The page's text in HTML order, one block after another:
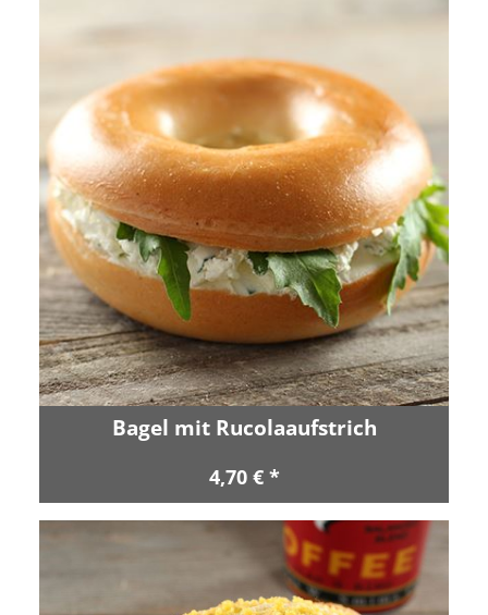
Bagel mit Rucolaaufstrich
4,70 € *